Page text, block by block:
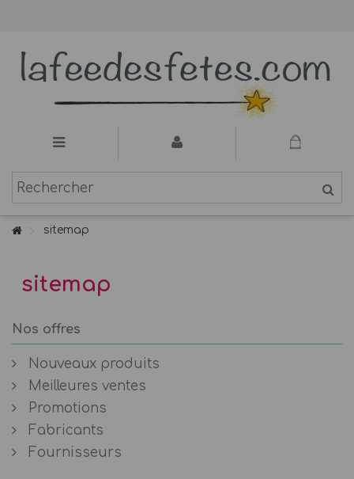
sitemap
sitemap
Nos offres
Nouveaux produits
Meilleures ventes
Promotions
Fabricants
Fournisseurs